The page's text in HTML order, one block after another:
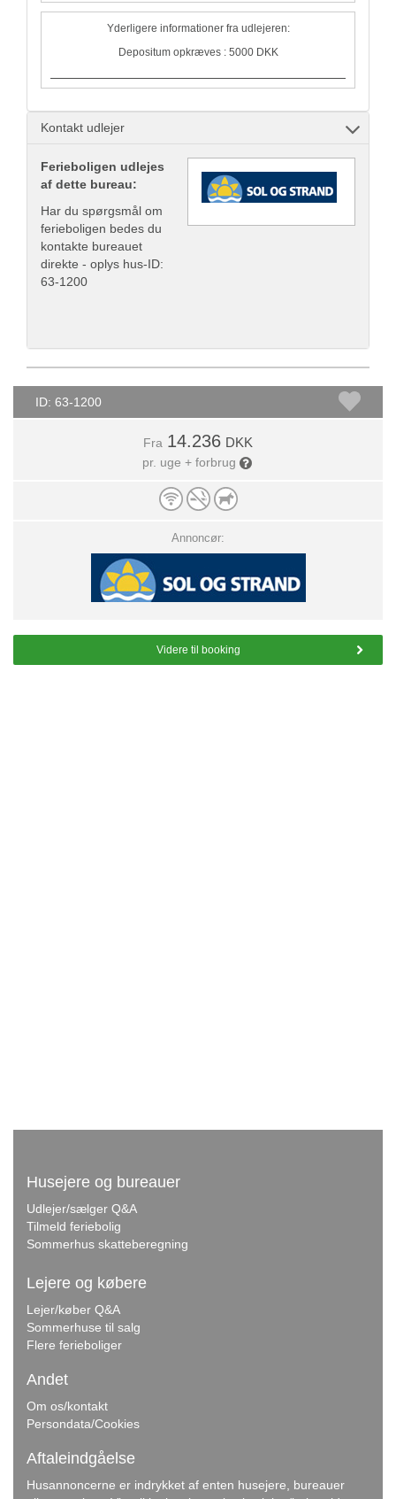
Yderligere informationer fra udlejeren:
Depositum opkræves : 5000 DKK
Kontakt udlejer
Ferieboligen udlejes
af dette bureau:
Har du spørgsmål om
ferieboligen bedes du
kontakte bureauet
direkte - oplys hus-ID:
63-1200
ID: 63-1200
Fra 14.236 DKK
pr. uge + forbrug
Annoncør:
Videre til booking
Husejere og bureauer
Udlejer/sælger Q&A
Tilmeld feriebolig
Sommerhus skatteberegning
Lejere og købere
Lejer/køber Q&A
Sommerhuse til salg
Flere ferieboliger
Andet
Om os/kontakt
Persondata/Cookies
Aftaleindgåelse
Husannoncerne er indrykket af enten husejere, bureauer